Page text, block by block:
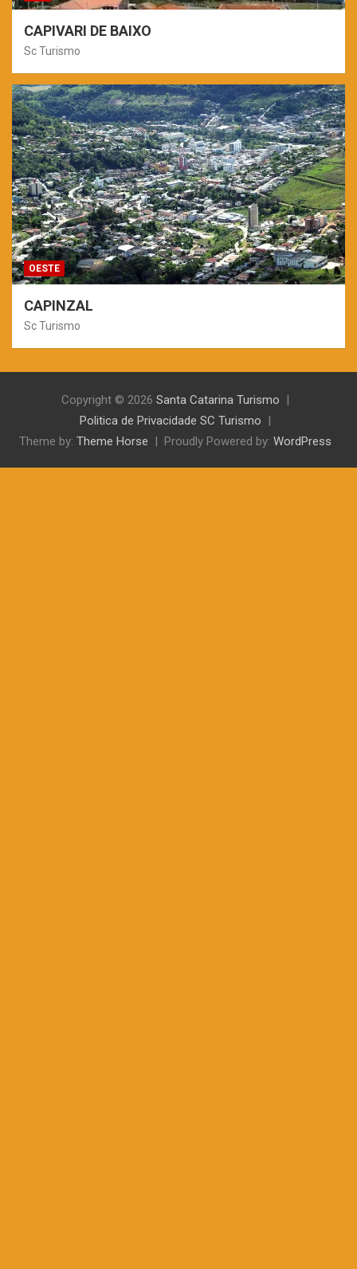
CAPIVARI DE BAIXO
Sc Turismo
OESTE
CAPINZAL
Sc Turismo
Copyright © 2026 Santa Catarina Turismo
Politica de Privacidade SC Turismo
Theme by: Theme Horse Proudly Powered by: WordPress